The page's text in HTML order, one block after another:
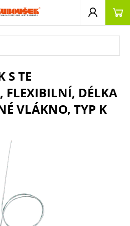
S TE
FLEXIBILNÍ, DÉLKA
VLÁKNO, TYP K